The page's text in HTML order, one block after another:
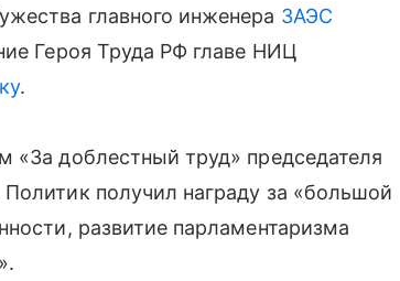
главного инженера ЗАЭС
Героя Труда РФ главе НИЦ
.
доблестный труд» председателя
получил награду за «большой
развитие парламентаризма